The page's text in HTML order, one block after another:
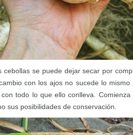
cebollas se puede dejar secar por
con los ajos no sucede lo
todo lo que ello conlleva.
sus posibilidades de conservación.